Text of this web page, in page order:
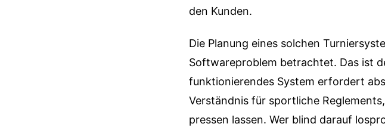
den Kunden.
Die Planung eines solchen
Softwareproblem betrachtet. Das ist
funktionierendes System erfordert
Verständnis für sportliche
pressen lassen. Wer blind darauf